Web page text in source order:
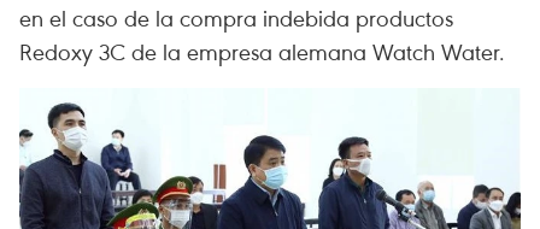
en el caso de la compra indebida productos
Redoxy 3C de la empresa alemana Watch Water.